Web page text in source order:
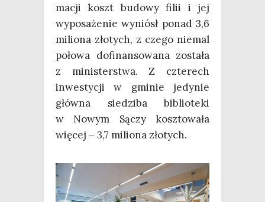
ma­cji koszt budo­wy filii i jej
wypo­sa­że­nie wyniósł ponad 3,6
milio­na zło­tych, z cze­go nie­mal
poło­wa dofi­nan­so­wa­na zosta­ła
z mini­ster­stwa. Z czte­rech
inwe­sty­cji w gmi­nie jedy­nie
głów­na sie­dzi­ba biblio­te­ki
w Nowym Sączy kosz­to­wa­ła
wię­cej – 3,7 milio­na złotych.